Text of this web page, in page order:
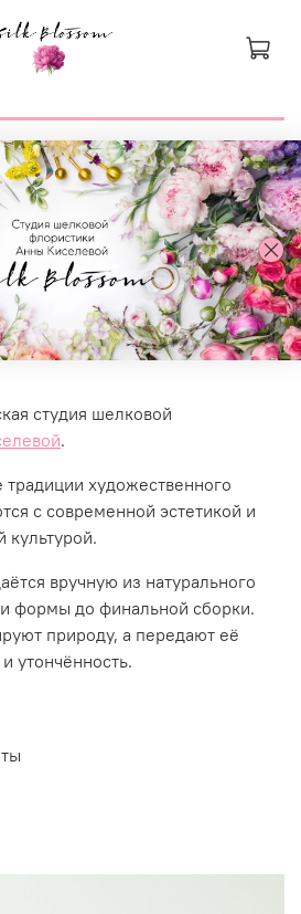
студия шелковой
.
традиции художественного
с современной эстетикой и
вручную из натурального
формы до финальной сборки.
природу, а передают её
утончённость.